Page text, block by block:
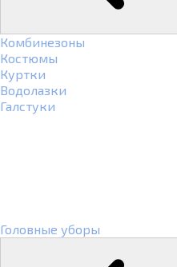
Комбинезоны
Костюмы
Куртки
Водолазки
Галстуки
Головные уборы